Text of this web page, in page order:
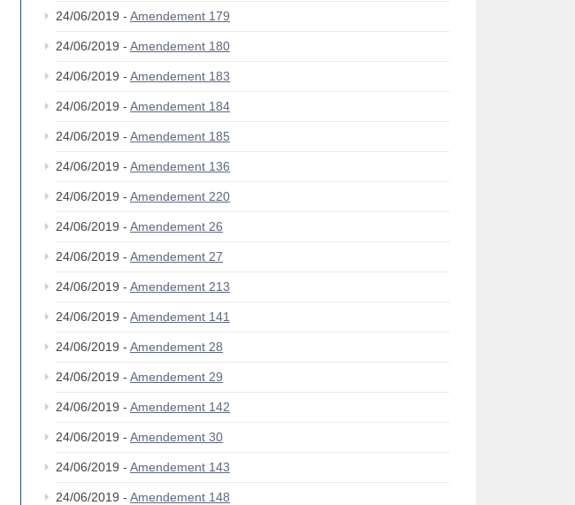
24/06/2019 - Amendement 179
24/06/2019 - Amendement 180
24/06/2019 - Amendement 183
24/06/2019 - Amendement 184
24/06/2019 - Amendement 185
24/06/2019 - Amendement 136
24/06/2019 - Amendement 220
24/06/2019 - Amendement 26
24/06/2019 - Amendement 27
24/06/2019 - Amendement 213
24/06/2019 - Amendement 141
24/06/2019 - Amendement 28
24/06/2019 - Amendement 29
24/06/2019 - Amendement 142
24/06/2019 - Amendement 30
24/06/2019 - Amendement 143
24/06/2019 - Amendement 148